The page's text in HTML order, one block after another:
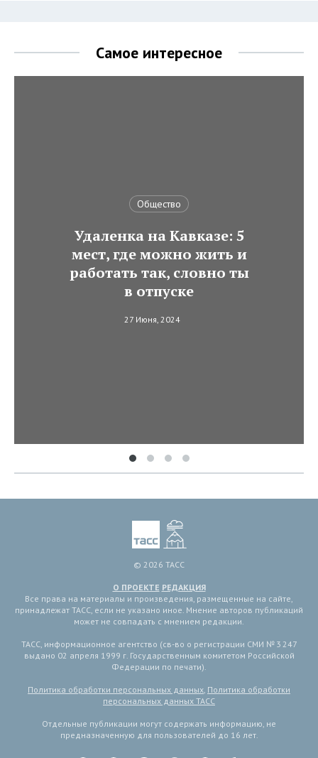
Самое интересное
Общество
Удаленка на Кавказе: 5
мест, где можно жить и
работать так, словно ты
в отпуске
27 Июня, 2024
© 2026 ТАСС
О ПРОЕКТЕ РЕДАКЦИЯ
Все права на материалы и произведения, размещенные на сайте,
принадлежат ТАСС, если не указано иное. Мнение авторов публикаций
может не совпадать с мнением редакции.
ТАСС, информационное агентство (св-во о регистрации СМИ № 3 247
выдано 02 апреля 1999 г. Государственным комитетом Российской
Федерации по печати).
Политика обработки персональных данных, Политика обработки
персональных данных ТАСС
Отдельные публикации могут содержать информацию, не
предназначенную для пользователей до 16 лет.